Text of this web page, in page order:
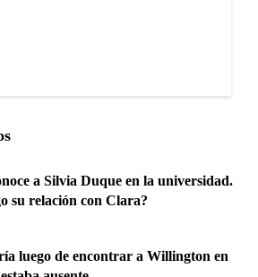
a Silvia Duque en la universidad.
su relación con Clara?
luego de encontrar a Willington en